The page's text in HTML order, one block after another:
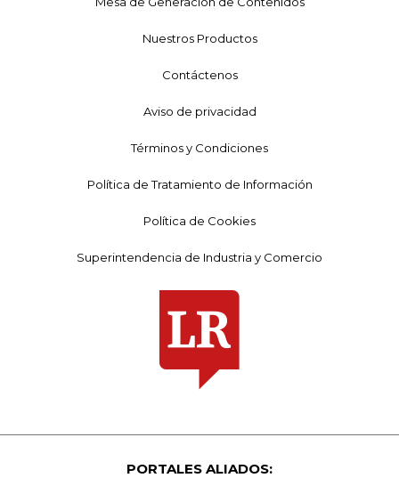
Nuestros Productos
Contáctenos
Aviso de privacidad
Términos y Condiciones
Política de Tratamiento de Información
Política de Cookies
Superintendencia de Industria y Comercio
PORTALES ALIADOS: